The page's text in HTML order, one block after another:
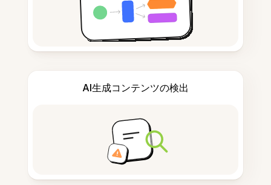
AI生成コンテンツの検出